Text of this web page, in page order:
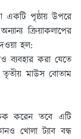
একটি পৃষ্ঠায় উপরে
ক্রিয়াকলাপের
হল:
ব্যবহার করা যেতে
মাউস বোতাম
করেন তবে এটি
খোলা ট্যাব বন্ধ